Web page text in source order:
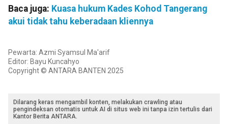
Baca juga: Kuasa hukum Kades Kohod Tangerang
akui tidak tahu keberadaan kliennya
Pewarta: Azmi Syamsul Ma'arif
Editor: Bayu Kuncahyo
Copyright © ANTARA BANTEN 2025
Dilarang keras mengambil konten, melakukan crawling atau
pengindeksan otomatis untuk AI di situs web ini tanpa izin tertulis dari
Kantor Berita ANTARA.